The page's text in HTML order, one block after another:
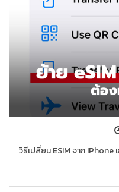
วิธีเปลี่ยน ESIM จาก IPhone